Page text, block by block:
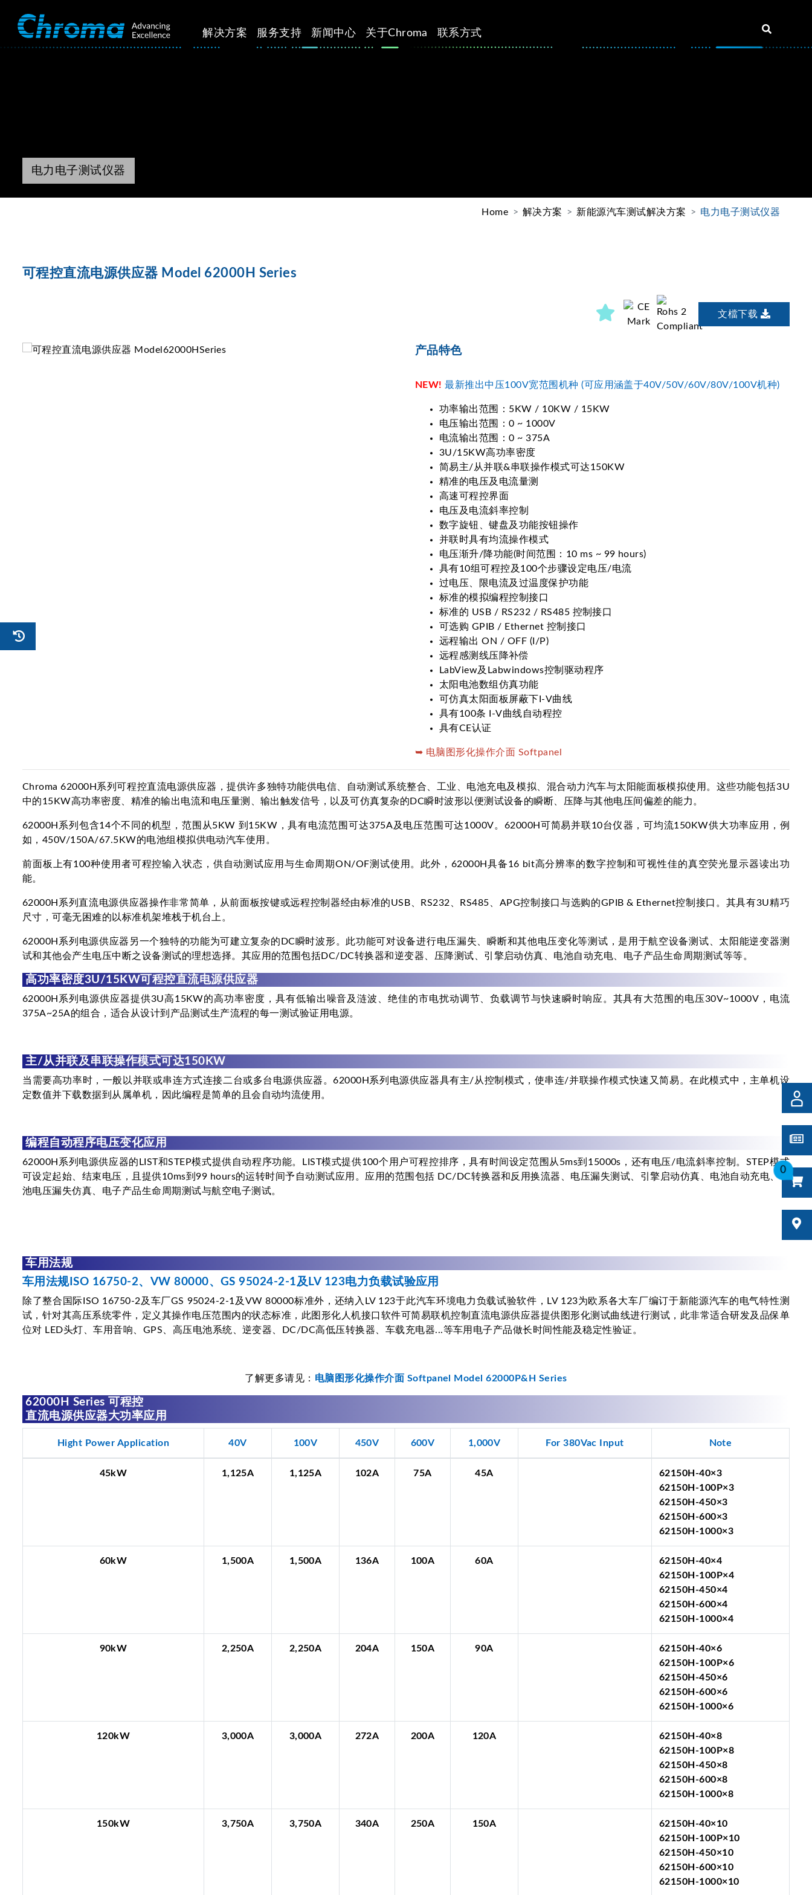
解决方案 服务支持 新闻中心 关于Chroma 联系方式
0
电力电子测试仪器
Home 解决方案 新能源汽车测试解决方案 电力电子测试仪器
可程控直流电源供应器 Model 62000H Series
文檔下载
产品特色
NEW!最新推出中压100V宽范围机种 (可应用涵盖于40V/50V/60V/80V/100V机种)
功率输出范围：5KW / 10KW / 15KW
电压输出范围：0 ~ 1000V
电流输出范围：0 ~ 375A
3U/15KW高功率密度
简易主/从并联&串联操作模式可达150KW
精准的电压及电流量测
高速可程控界面
电压及电流斜率控制
数字旋钮、键盘及功能按钮操作
并联时具有均流操作模式
电压渐升/降功能(时间范围：10 ms ~ 99 hours)
具有10组可程控及100个步骤设定电压/电流
过电压、限电流及过温度保护功能
标准的模拟编程控制接口
标准的 USB / RS232 / RS485 控制接口
可选购 GPIB / Ethernet 控制接口
远程输出 ON / OFF (I/P)
远程感测线压降补偿
LabView及Labwindows控制驱动程序
太阳电池数组仿真功能
可仿真太阳面板屏蔽下I-V曲线
具有100条 I-V曲线自动程控
具有CE认证
➥ 电脑图形化操作介面 Softpanel
Chroma 62000H系列可程控直流电源供应器，提供许多独特功能供电信、自动测试系统整合、工业、电池充电及模拟、混合动力汽车与太阳能面板模拟使用。这些功能包括3U
中的15KW高功率密度、精准的输出电流和电压量测、输出触发信号，以及可仿真复杂的DC瞬时波形以便测试设备的瞬断、压降与其他电压间偏差的能力。
62000H系列包含14个不同的机型，范围从5KW 到15KW，具有电流范围可达375A及电压范围可达1000V。62000H可简易并联10台仪器，可均流150KW供大功率应用，例
如，450V/150A/67.5KW的电池组模拟供电动汽车使用。
前面板上有100种使用者可程控输入状态，供自动测试应用与生命周期ON/OF测试使用。此外，62000H具备16 bit高分辨率的数字控制和可视性佳的真空荧光显示器读出功
能。
62000H系列直流电源供应器操作非常简单，从前面板按键或远程控制器经由标准的USB、RS232、RS485、APG控制接口与选购的GPIB & Ethernet控制接口。其具有3U精巧
尺寸，可毫无困难的以标准机架堆栈于机台上。
62000H系列电源供应器另一个独特的功能为可建立复杂的DC瞬时波形。此功能可对设备进行电压漏失、瞬断和其他电压变化等测试，是用于航空设备测试、太阳能逆变器测
试和其他会产生电压中断之设备测试的理想选择。其应用的范围包括DC/DC转换器和逆变器、压降测试、引擎启动仿真、电池自动充电、电子产品生命周期测试等等。
高功率密度3U/15KW可程控直流电源供应器
62000H系列电源供应器提供3U高15KW的高功率密度，具有低输出噪音及涟波、绝佳的市电扰动调节、负载调节与快速瞬时响应。其具有大范围的电压30V~1000V，电流
375A~25A的组合，适合从设计到产品测试生产流程的每一测试验证用电源。
主/从并联及串联操作模式可达150KW
当需要高功率时，一般以并联或串连方式连接二台或多台电源供应器。62000H系列电源供应器具有主/从控制模式，使串连/并联操作模式快速又简易。在此模式中，主单机设
定数值并下载数据到从属单机，因此编程是简单的且会自动均流使用。
编程自动程序电压变化应用
62000H系列电源供应器的LIST和STEP模式提供自动程序功能。LIST模式提供100个用户可程控排序，具有时间设定范围从5ms到15000s，还有电压/电流斜率控制。STEP模式
可设定起始、结束电压，且提供10ms到99 hours的运转时间予自动测试应用。应用的范围包括 DC/DC转换器和反用换流器、电压漏失测试、引擎启动仿真、电池自动充电、电
池电压漏失仿真、电子产品生命周期测试与航空电子测试。
车用法规
车用法规ISO 16750-2、VW 80000、GS 95024-2-1及LV 123电力负载试验应用
除了整合国际ISO 16750-2及车厂GS 95024-2-1及VW 80000标准外，还纳入LV 123于此汽车环境电力负载试验软件，LV 123为欧系各大车厂编订于新能源汽车的电气特性测
试，针对其高压系统零件，定义其操作电压范围内的状态标准，此图形化人机接口软件可简易联机控制直流电源供应器提供图形化测试曲线进行测试，此非常适合研发及品保单
位对 LED头灯、车用音响、GPS、高压电池系统、逆变器、DC/DC高低压转换器、车载充电器...等车用电子产品做长时间性能及稳定性验证。
了解更多请见： 电脑图形化操作介面 Softpanel Model 62000P&H Series
62000H Series 可程控
直流电源供应器大功率应用
Hight Power Application 40V 100V 450V 600V 1,000V For 380Vac Input Note
45kW 1,125A 1,125A 102A 75A 45A
62150H-40×3
62150H-100P×3
62150H-450×3
62150H-600×3
62150H-1000×3
60kW 1,500A 1,500A 136A 100A 60A
62150H-40×4
62150H-100P×4
62150H-450×4
62150H-600×4
62150H-1000×4
90kW 2,250A 2,250A 204A 150A 90A
62150H-40×6
62150H-100P×6
62150H-450×6
62150H-600×6
62150H-1000×6
120kW 3,000A 3,000A 272A 200A 120A
62150H-40×8
62150H-100P×8
62150H-450×8
62150H-600×8
62150H-1000×8
150kW 3,750A 3,750A 340A 250A 150A
62150H-40×10
62150H-100P×10
62150H-450×10
62150H-600×10
62150H-1000×10